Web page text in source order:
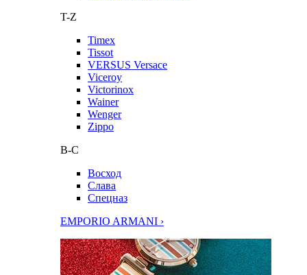
T-Z
Timex
Tissot
VERSUS Versace
Viceroy
Victorinox
Wainer
Wenger
Zippo
В-С
Восход
Слава
Спецназ
EMPORIO ARMANI ›